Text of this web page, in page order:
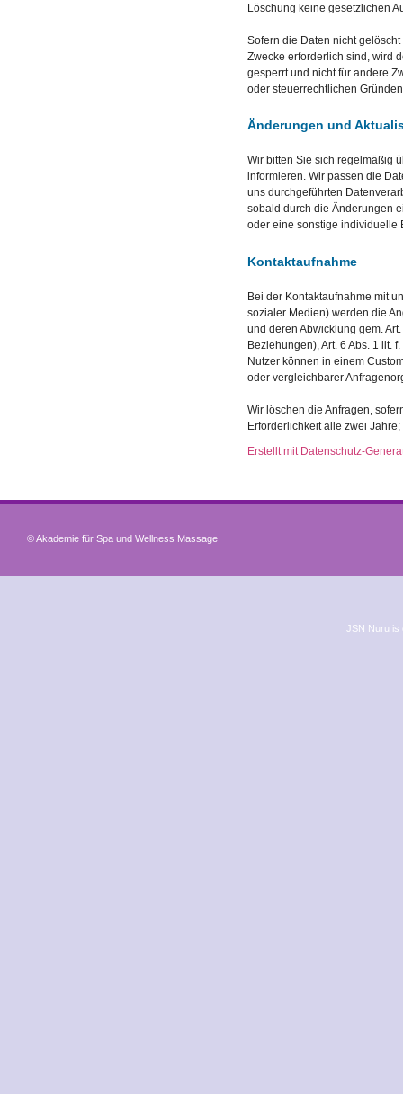
Löschung keine gesetzlichen
Sofern die Daten nicht
Zwecke erforderlich sind, wird
gesperrt und nicht für andere
oder steuerrechtlichen
Änderungen und
Wir bitten Sie sich regelmäßig
informieren. Wir passen die
uns durchgeführten
sobald durch die Änderungen
oder eine sonstige individuelle
Kontaktaufnahme
Bei der Kontaktaufnahme mit
sozialer Medien) werden die
und deren Abwicklung gem.
Beziehungen), Art. 6 Abs. 1 lit.
Nutzer können in einem
oder vergleichbarer
Wir löschen die Anfragen,
Erforderlichkeit alle zwei
Erstellt mit Datenschutz-
© Akademie für Spa und Wellness Massage
JSN Nuru